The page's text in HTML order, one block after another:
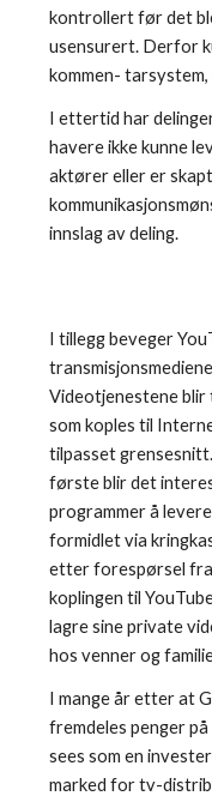
kontrollert før det
usensurert. Derfor
kommen-
I ettertid har
havere ikke kunne
aktører eller er
innslag av deling.
I tillegg beveger
Videotjenestene
som koples til
tilpasset
første blir det
programmer å
formidlet via
etter forespørsel fra
koplingen til
lagre sine private
hos venner og
I mange år etter at
fremdeles penger
sees som en
marked for tv-